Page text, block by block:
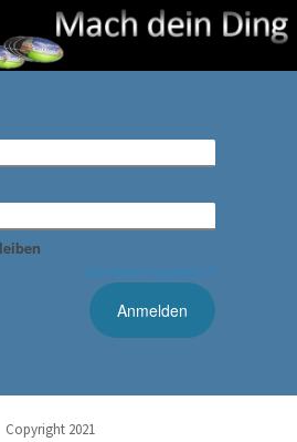
Kennwort vergessen?
Copyright 2021